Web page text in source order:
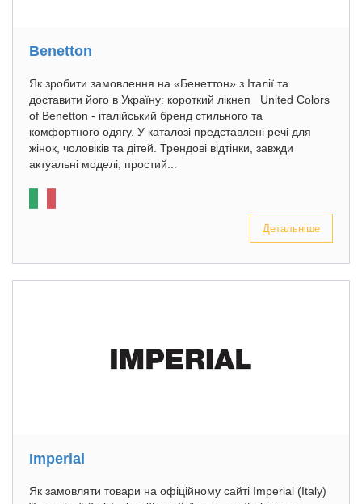
Benetton
Як зробити замовлення на «Бенеттон» з Італії та
доставити його в Україну: короткий лікнеп United Colors
of Benetton - італійський бренд стильного та
комфортного одягу. У каталозі представлені речі для
жінок, чоловіків та дітей. Трендові відтінки, завжди
актуальні моделі, простий...
Детальніше
Imperial
Як замовляти товари на офіційному сайті Imperial (Italy)